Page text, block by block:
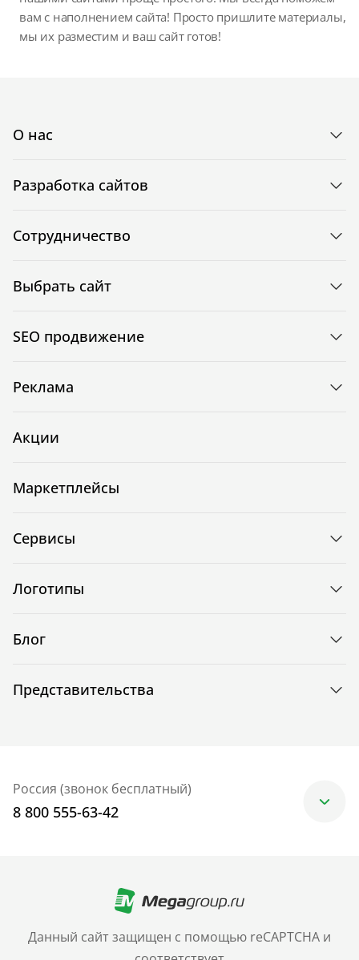
вам с наполнением сайта! Просто пришлите материалы,
мы их разместим и ваш сайт готов!
Данный сайт защищен с помощью reCAPTCHA и
О нас
Разработка сайтов
Сотрудничество
Выбрать сайт
SEO продвижение
Реклама
Акции
Маркетплейсы
Сервисы
Логотипы
Блог
Представительства
Россия (звонок бесплатный)
8 800 555-63-42
+7 (499) 705-30-10
Санкт-Петербург
+7 (812) 600-77-33